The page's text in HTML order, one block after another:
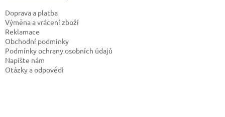
Doprava a platba
Výměna a vrácení zboží
Reklamace
Obchodní podmínky
Podmínky ochrany osobních údajů
Napište nám
Otázky a odpovědi